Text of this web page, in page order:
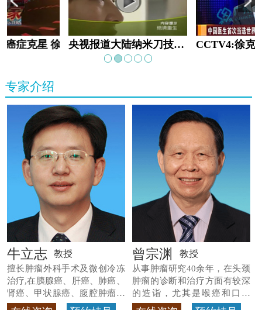
癌症克星 徐克成 央视报道大陆纳米刀技术手术：绝境重生
专家介绍
牛立志 教授
擅长肿瘤外科手术及微创冷冻
治疗,在胰腺癌、肝癌、肺癌、
肾癌、甲状腺癌、腹腔肿瘤等
>>查看专家详情
曾宗渊 教授
从事肿瘤研究40余年，在头颈
肿瘤的诊断和治疗方面有较深
的造诣，尤其是喉癌和口腔
癌，迄今仍是广东喉癌单病种